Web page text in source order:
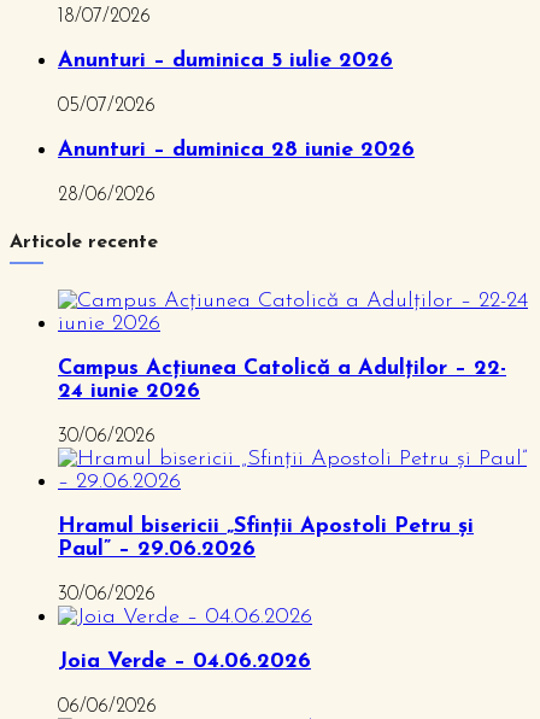
18/07/2026
Anunturi – duminica 5 iulie 2026
05/07/2026
Anunturi – duminica 28 iunie 2026
28/06/2026
Articole recente
Campus Acțiunea Catolică a Adulților – 22-
24 iunie 2026
30/06/2026
Hramul bisericii „Sfinții Apostoli Petru și
Paul” – 29.06.2026
30/06/2026
Joia Verde – 04.06.2026
06/06/2026